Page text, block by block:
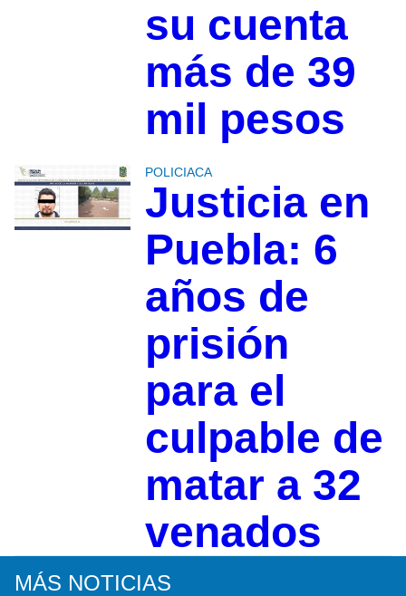
su cuenta
más de 39
mil pesos
POLICIACA
Justicia en
Puebla: 6
años de
prisión
para el
culpable de
matar a 32
venados
MÁS NOTICIAS